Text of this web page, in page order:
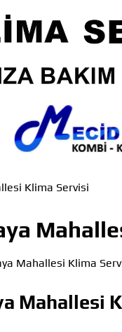
Klima Servisi
Mahallesi Klima
Mahallesi